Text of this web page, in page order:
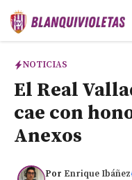
Saltar
NOTICIAS
El Real
cae con
Anexos
Por Enrique Ibáñez